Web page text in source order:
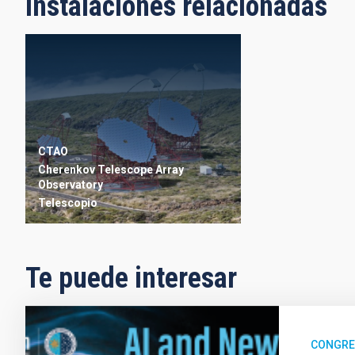
CTAO
Cherenkov Telescope Array
Observatory
Telescopio
Te puede interesar